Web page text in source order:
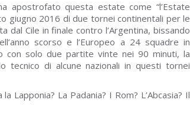
apostrofato questa estate come “l’Estate
giugno 2016 di due tornei continentali per le
dal Cile in finale contro l’Argentina, bissando
scorso e l’Europeo a 24 squadre in
con solo due partite vinte nei 90 minuti, la
tecnico di alcune nazionali in questi tornei
Lapponia? La Padania? I Rom? L’Abcasia? Il